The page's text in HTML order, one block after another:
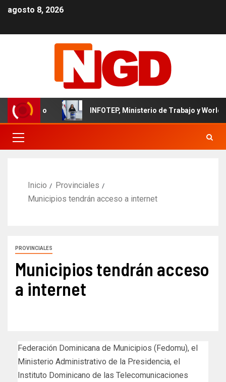
agosto 8, 2026
INFOTEP, Ministerio de Trabajo y World
Inicio
Provinciales
Municipios tendrán acceso a internet
PROVINCIALES
Municipios tendrán acceso
a internet
Federación Dominicana de Municipios (Fedomu), el
Ministerio Administrativo de la Presidencia, el
Instituto Dominicano de las Telecomunicaciones